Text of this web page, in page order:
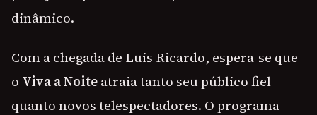
dinâmico.
Com a chegada de Luis Ricardo, espera-se que
o Viva a Noiteatraia tanto seu público fiel
quanto novos telespectadores. O programa